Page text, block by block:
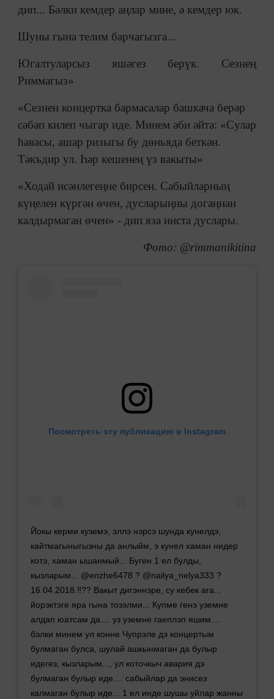
дип... Бәлки кемдер аңлар мине, ә кемдер юк.
Шуны гына телим барчагызга...
Югалтуларсыз яшәгез берүк. Сезнең
Риммагыз»
«Сезнен концертка бармасалар башкача берәр
сәбәп килеп чыгар иде. Минем әби әйтә: «Сулар
һавасы, ашар ризыгы бу дөньяда беткән.
Тәкъдир ул. Һәр кешенең үз вакыты»
«Ходай исәнлегеңне бирсен. Сабыйларның
күңелен күргән өчен, дусларыңны догаңнан
калдырмаган өчен» - дип яза инста дуслары.
Фото: @rimmanikitina
Посмотреть эту публикацию в Instagram
Йокы керми куземэ, эллэ нэрсэ шунда кунелдэ,
кайтмагыныгызны да анлыйм, э кунел хаман нидер
котэ, хаман ышанмый... Буген 1 ел булды,
кызларым... @enzhe6478 ? @nailya_nelya333 ?
16.04.2018.‼️?? Вакыт дигэннэре, су кебек ага...
йорэктэге яра гына тозэлми... Купме генэ уземне
алдап юатсам да.... уз уземне гаеплэп яшим....
бэлки минем ул конне Чупрэле дэ концертым
булмаган булса, шулай ашкынмаган да булыр
идегез, кызларым..., ул коточкыч авария дэ
булмаган булыр иде.... сабыйлар да энисез
калмаган булыр иде... 1 ел инде шушы уйлар жанны